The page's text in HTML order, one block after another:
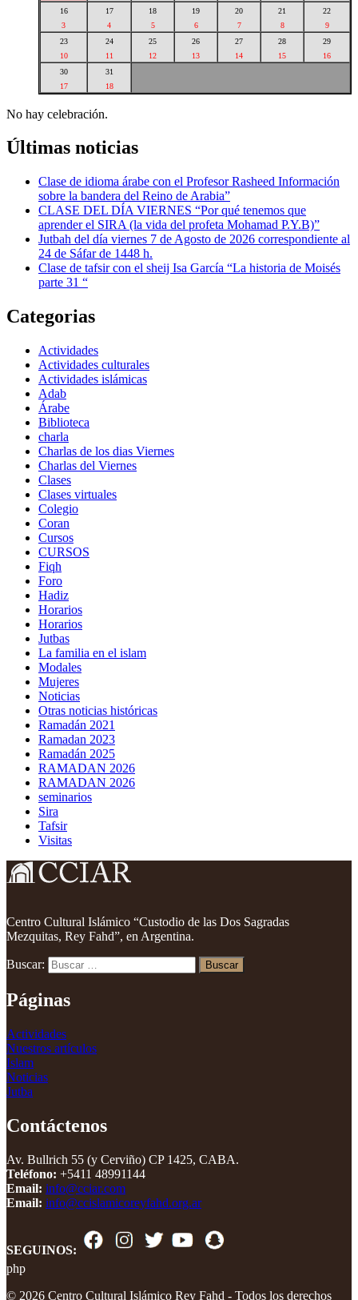
16
3
17
4
18
5
19
6
20
7
21
8
22
9
23
10
24
11
25
12
26
13
27
14
28
15
29
16
30
17
31
18
No hay celebración.
Últimas noticias
Clase de idioma árabe con el Profesor Rasheed Información
sobre la bandera del Reino de Arabia”
CLASE DEL DÍA VIERNES “Por qué tenemos que
aprender el SIRA (la vida del profeta Mohamad P.Y.B)”
Jutbah del día viernes 7 de Agosto de 2026 correspondiente al
24 de Sáfar de 1448 h.
Clase de tafsir con el sheij Isa García “La historia de Moisés
parte 31 “
Categorias
Actividades
Actividades culturales
Actividades islámicas
Adab
Árabe
Biblioteca
charla
Charlas de los dias Viernes
Charlas del Viernes
Clases
Clases virtuales
Colegio
Coran
Cursos
CURSOS
Fiqh
Foro
Hadiz
Horarios
Horarios
Jutbas
La familia en el islam
Modales
Mujeres
Noticias
Otras noticias históricas
Ramadán 2021
Ramadan 2023
Ramadán 2025
RAMADAN 2026
RAMADAN 2026
seminarios
Sira
Tafsir
Visitas
Centro Cultural Islámico “Custodio de las Dos Sagradas
Mezquitas, Rey Fahd”, en Argentina.
Buscar:
Páginas
Actividades
Nuestros artículos
Islam
Noticias
Jutba
Contáctenos
Av. Bullrich 55 (y Cerviño) CP 1425, CABA.
Teléfono: +5411 48991144
Email: info@cciar.com
Email: info@ccislamicoreyfahd.org.ar
SEGUINOS:
php
© 2026 Centro Cultural Islámico Rey Fahd - Todos los derechos